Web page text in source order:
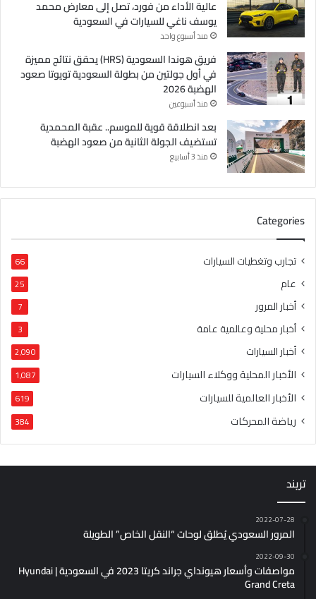
عالية الأداء من فورد، تصل إلى معارض محمد
يوسف ناغي للسيارات في السعودية
منذ أسبوع واحد
فريق هوندا السعودية (HRS) يحقق نتائج مميزة
في أول جولتين من بطولة السعودية تويوتا صعود
الهضبة 2026
منذ أسبوعين
بعد انطلاقة قوية للموسم.. عقبة المحمدية
تستضيف الجولة الثانية من صعود الهضبة
منذ 3 أسابيع
Categories
تجارب وتغطيات السيارات 66
عام 25
أخبار المرور 7
أخبار محلية وعالمية عامة 3
أخبار السيارات 2٬090
الأخبار المحلية ووكلاء السيارات 1٬087
الأخبار العالمية للسيارات 619
رياضة المحركات 384
تريند
2022-07-28
المرور السعودي يُطلق لوحات “النقل الخاص” الطويلة
2022-09-30
مواصفات وأسعار هيونداي جراند كريتا 2023 في السعودية | Hyundai
Grand Creta